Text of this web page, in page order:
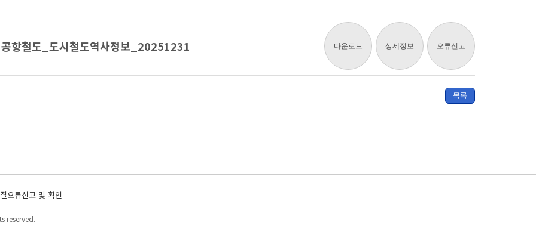
공항철도_도시철도역사정보_20251231 다운로드 상세정보 오류신고
목록
오류신고 및 확인
reserved.